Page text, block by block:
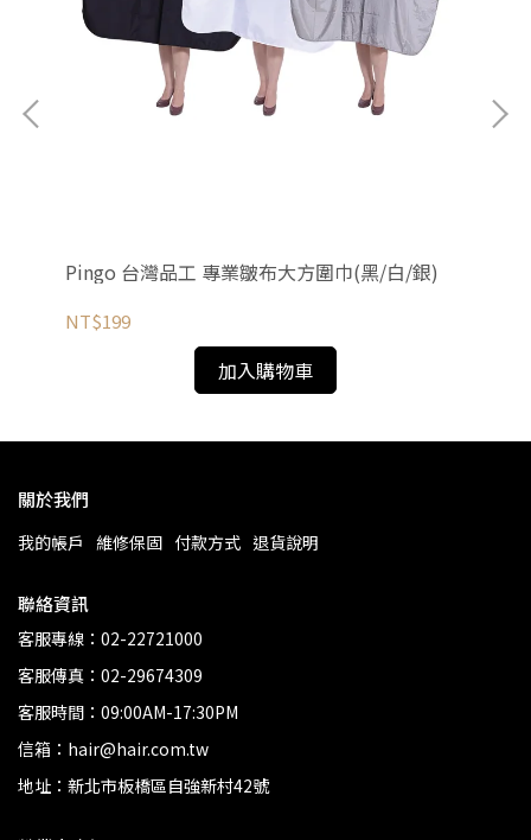
Pingo 台灣品工 專業皺布大方圍巾(黑/白/銀)
NT$199
加入購物車
關於我們
我的帳戶 維修保固 付款方式 退貨說明
聯絡資訊
客服專線：02-22721000
客服傳真：02-29674309
客服時間：09:00AM-17:30PM
信箱：hair@hair.com.tw
地址：新北市板橋區自強新村42號